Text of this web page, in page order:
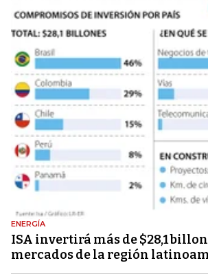
ENERGÍA
ISA invertirá más de $28,1
mercados de la región